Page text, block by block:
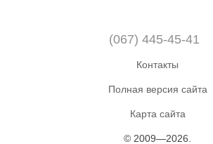
(067) 445-45-41
Контакты
Полная версия сайта
Карта сайта
© 2009—2026.